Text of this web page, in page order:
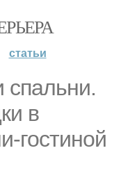
статьи
спальни.
в
гостиной